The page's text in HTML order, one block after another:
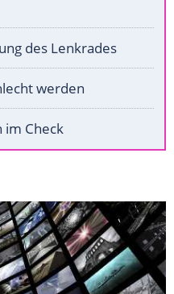
des Lenkrades
werden
im Check